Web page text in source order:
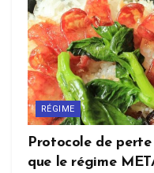
RÉGIME
Protocole de perte
que le régime